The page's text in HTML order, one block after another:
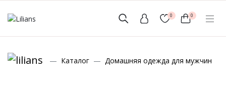
0 0
+7 (999) 156-56-43
Каталог Домашняя одежда для мужчин